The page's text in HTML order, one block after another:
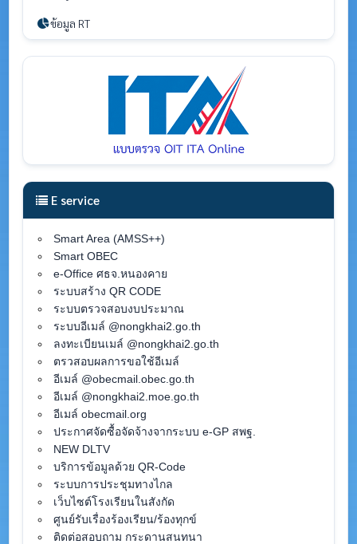
ข้อมูล RT
E service
Smart Area (AMSS++)
Smart OBEC
e-Office ศธจ.หนองคาย
ระบบสร้าง QR CODE
ระบบตรวจสอบงบประมาณ
ระบบอีเมล์ @nongkhai2.go.th
ลงทะเบียนเมล์ @nongkhai2.go.th
ตรวสอบผลการขอใช้อีเมล์
อีเมล์ @obecmail.obec.go.th
อีเมล์ @nongkhai2.moe.go.th
อีเมล์ obecmail.org
ประกาศจัดซื้อจัดจ้างจากระบบ e-GP สพฐ.
NEW DLTV
บริการข้อมูลด้วย QR-Code
ระบบการประชุมทางไกล
เว็บไซต์โรงเรียนในสังกัด
ศูนย์รับเรื่องร้องเรียน/ร้องทุกข์
ติดต่อสอบถาม กระดานสนทนา